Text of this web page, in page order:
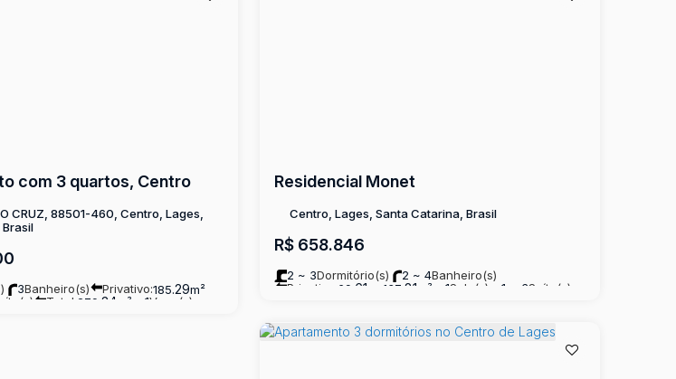
com 3 quartos, Centro
CRUZ, 88501-460, Centro, Lages,
3Banheiro(s) Privativo:185.29m²
Total: 279 .34 m² 1Vaga(s)
Residencial Monet
R$658.846
Centro, Lages, Santa Catarina, Brasil
2 ~ 3Dormitório(s) 2 ~ 4Banheiro(s)
Privativo:
69 .61 ~ 137 .81 m² 1Sala(s) 1 ~ 3Suíte(s)